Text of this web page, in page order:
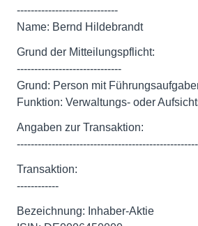
-----------------------------
Name: Bernd Hildebrandt
Grund der Mitteilungspflicht:
------------------------------
Grund: Person mit
Funktion: Verwaltungs- oder
Angaben zur Transaktion:
Transaktion:
------------
Bezeichnung: Inhaber-Aktie